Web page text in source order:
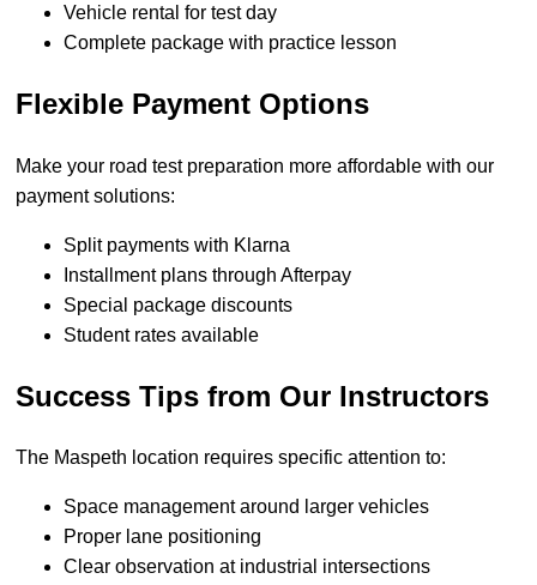
Vehicle rental for test day
Complete package with practice lesson
Flexible Payment Options
Make your road test preparation more affordable with our
payment solutions:
Split payments with Klarna
Installment plans through Afterpay
Special package discounts
Student rates available
Success Tips from Our Instructors
The Maspeth location requires specific attention to:
Space management around larger vehicles
Proper lane positioning
Clear observation at industrial intersections